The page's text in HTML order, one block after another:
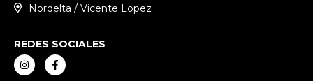
Nordelta / Vicente Lopez
REDES SOCIALES